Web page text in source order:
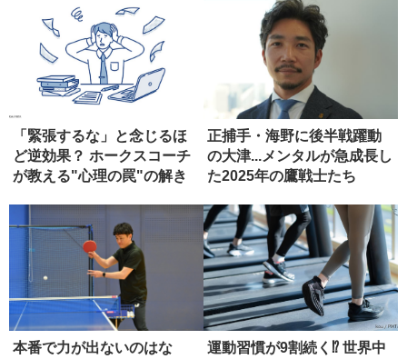
「緊張するな」と念じるほ
ど逆効果？ ホークスコーチ
が教える"心理の罠"の解き
正捕手・海野に後半戦躍動
の大津...メンタルが急成長し
た2025年の鷹戦士たち
本番で力が出ないのはな
運動習慣が9割続く⁉ 世界中